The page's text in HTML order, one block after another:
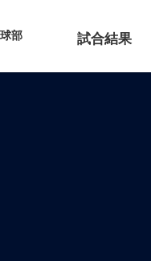
部 試合結果